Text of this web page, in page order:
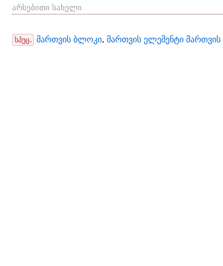
არსებითი სახელი
სპეც. მართვის ბლოკი, მართვის ელემენტი მართვის